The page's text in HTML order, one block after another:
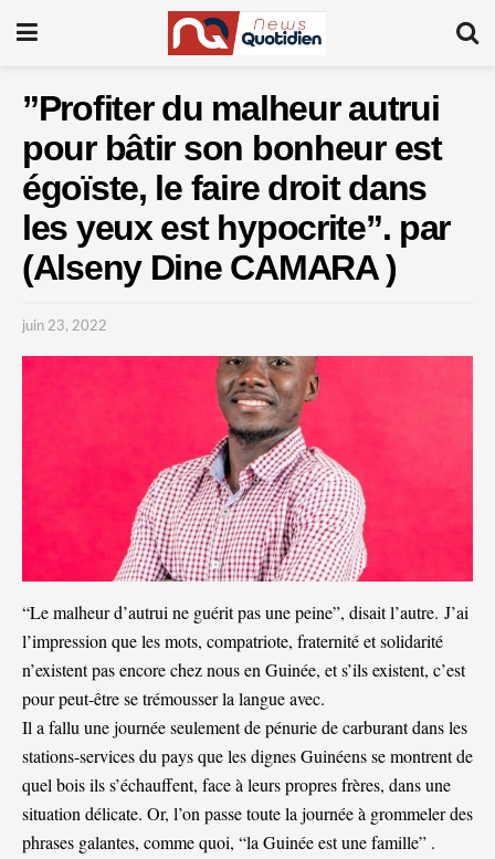
”Profiter du malheur autrui
pour bâtir son bonheur est
égoïste, le faire droit dans
les yeux est hypocrite”. par
(Alseny Dine CAMARA )
juin 23, 2022
“Le malheur d’autrui ne guérit pas une peine”, disait l’autre. J’ai
l’impression que les mots, compatriote, fraternité et solidarité
n’existent pas encore chez nous en Guinée, et s’ils existent, c’est
pour peut-être se trémousser la langue avec.
Il a fallu une journée seulement de pénurie de carburant dans les
stations-services du pays que les dignes Guinéens se montrent de
quel bois ils s’échauffent, face à leurs propres frères, dans une
situation délicate. Or, l’on passe toute la journée à grommeler des
phrases galantes, comme quoi, “la Guinée est une famille” .